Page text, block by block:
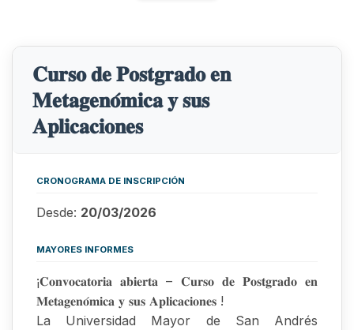
𝐂𝐮𝐫𝐬𝐨 𝐝𝐞 𝐏𝐨𝐬𝐭𝐠𝐫𝐚𝐝𝐨 𝐞𝐧
𝐌𝐞𝐭𝐚𝐠𝐞𝐧𝐨́𝐦𝐢𝐜𝐚 𝐲 𝐬𝐮𝐬
𝐀𝐩𝐥𝐢𝐜𝐚𝐜𝐢𝐨𝐧𝐞𝐬
CRONOGRAMA DE INSCRIPCIÓN
Desde: 20/03/2026
MAYORES INFORMES
¡𝐂𝐨𝐧𝐯𝐨𝐜𝐚𝐭𝐨𝐫𝐢𝐚 𝐚𝐛𝐢𝐞𝐫𝐭𝐚 – 𝐂𝐮𝐫𝐬𝐨 𝐝𝐞 𝐏𝐨𝐬𝐭𝐠𝐫𝐚𝐝𝐨 𝐞𝐧
𝐌𝐞𝐭𝐚𝐠𝐞𝐧𝐨́𝐦𝐢𝐜𝐚 𝐲 𝐬𝐮𝐬 𝐀𝐩𝐥𝐢𝐜𝐚𝐜𝐢𝐨𝐧𝐞𝐬 !
La Universidad Mayor de San Andrés